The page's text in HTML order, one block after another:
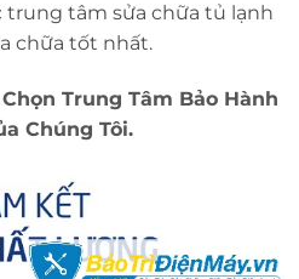
trung tâm sửa chữa tủ lạnh
chữa tốt nhất.
Trung Tâm Bảo Hành
Chúng Tôi.